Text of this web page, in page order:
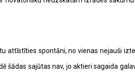
attīstīties spontāni, no vienas nejauši
sajūtas nav, jo aktieri sagaida